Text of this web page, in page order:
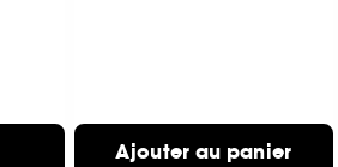
Ajouter au panier